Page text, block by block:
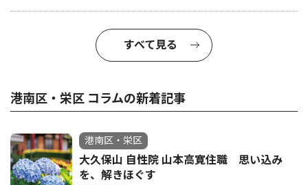
すべて見る
港南区・栄区 コラムの新着記事
港南区・栄区
大久保山 自性院 山本高寛住職 思い込み
を、解きほぐす